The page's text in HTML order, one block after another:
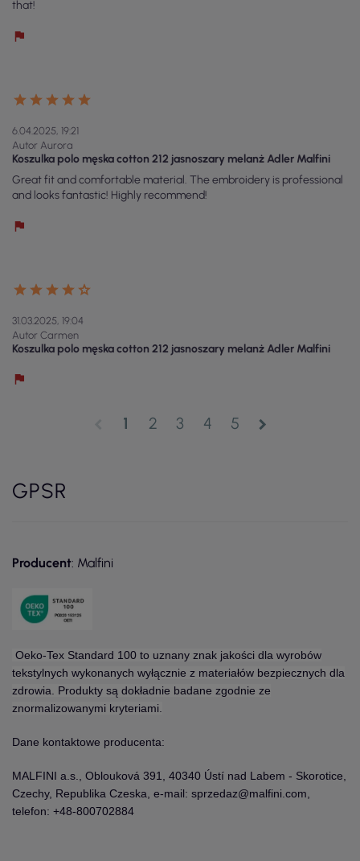
that!
6.04.2025, 19:21
Autor Aurora
Koszulka polo męska cotton 212 jasnoszary melanż Adler Malfini
Great fit and comfortable material. The embroidery is professional
and looks fantastic! Highly recommend!
31.03.2025, 19:04
Autor Carmen
Koszulka polo męska cotton 212 jasnoszary melanż Adler Malfini
1 2 3 4 5 chevron_right
GPSR
Producent: Malfini
Oeko-Tex Standard 100 to uznany znak jakości dla wyrobów
tekstylnych wykonanych wyłącznie z materiałów bezpiecznych dla
zdrowia. Produkty są dokładnie badane zgodnie ze
znormalizowanymi kryteriami.
Dane kontaktowe producenta:
MALFINI a.s., Oblouková 391, 40340 Ústí nad Labem - Skorotice,
Czechy, Republika Czeska, e-mail: sprzedaz@malfini.com,
telefon: +48-800702884